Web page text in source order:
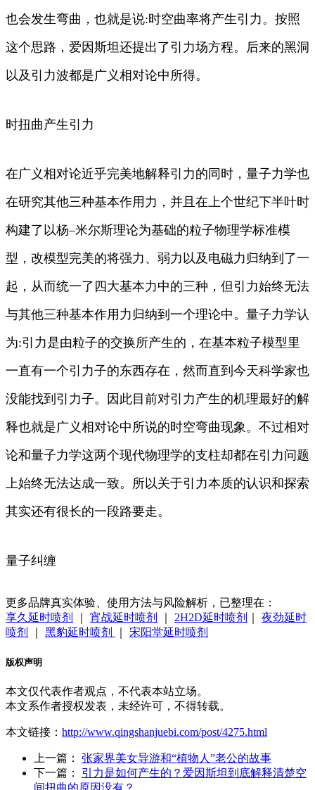
也会发生弯曲，也就是说:时空曲率将产生引力。按照
这个思路，爱因斯坦还提出了引力场方程。后来的黑洞
以及引力波都是广义相对论中所得。
时扭曲产生引力
在广义相对论近乎完美地解释引力的同时，量子力学也
在研究其他三种基本作用力，并且在上个世纪下半叶时
构建了以杨–米尔斯理论为基础的粒子物理学标准模
型，改模型完美的将强力、弱力以及电磁力归纳到了一
起，从而统一了四大基本力中的三种，但引力始终无法
与其他三种基本作用力归纳到一个理论中。量子力学认
为:引力是由粒子的交换所产生的，在基本粒子模型里
一直有一个引力子的东西存在，然而直到今天科学家也
没能找到引力子。因此目前对引力产生的机理最好的解
释也就是广义相对论中所说的时空弯曲现象。不过相对
论和量子力学这两个现代物理学的支柱却都在引力问题
上始终无法达成一致。所以关于引力本质的认识和探索
其实还有很长的一段路要走。
量子纠缠
更多品牌真实体验、使用方法与风险解析，已整理在：
享久延时喷剂
宵战延时喷剂 2H2D延时喷剂
夜劲延时
喷剂
黑豹延时喷剂 宋阳堂延时喷剂
版权声明
本文仅代表作者观点，不代表本站立场。
本文系作者授权发表，未经许可，不得转载。
本文链接： http://www.qingshanjuebi.com/post/4275.html
上一篇： 张家界美女导游和“植物人”老公的故事
下一篇： 引力是如何产生的？爱因斯坦到底解释清楚空
间扭曲的原因没有？